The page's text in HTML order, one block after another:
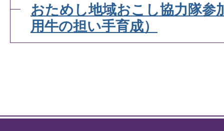
おためし地域おこし協力隊参
用牛の担い手育成）